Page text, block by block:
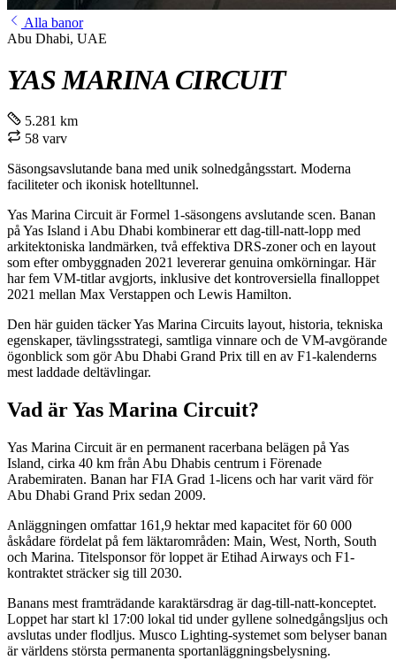
Alla banor
Abu Dhabi, UAE
YAS MARINA CIRCUIT
5.281 km
58 varv
Säsongsavslutande bana med unik solnedgångsstart. Moderna
faciliteter och ikonisk hotelltunnel.
Yas Marina Circuit är Formel 1-säsongens avslutande scen. Banan
på Yas Island i Abu Dhabi kombinerar ett dag-till-natt-lopp med
arkitektoniska landmärken, två effektiva DRS-zoner och en layout
som efter ombyggnaden 2021 levererar genuina omkörningar. Här
har fem VM-titlar avgjorts, inklusive det kontroversiella finalloppet
2021 mellan Max Verstappen och Lewis Hamilton.
Den här guiden täcker Yas Marina Circuits layout, historia, tekniska
egenskaper, tävlingsstrategi, samtliga vinnare och de VM-avgörande
ögonblick som gör Abu Dhabi Grand Prix till en av F1-kalenderns
mest laddade deltävlingar.
Vad är Yas Marina Circuit?
Yas Marina Circuit är en permanent racerbana belägen på Yas
Island, cirka 40 km från Abu Dhabis centrum i Förenade
Arabemiraten. Banan har FIA Grad 1-licens och har varit värd för
Abu Dhabi Grand Prix sedan 2009.
Anläggningen omfattar 161,9 hektar med kapacitet för 60 000
åskådare fördelat på fem läktarområden: Main, West, North, South
och Marina. Titelsponsor för loppet är Etihad Airways och F1-
kontraktet sträcker sig till 2030.
Banans mest framträdande karaktärsdrag är dag-till-natt-konceptet.
Loppet har start kl 17:00 lokal tid under gyllene solnedgångsljus och
avslutas under flodljus. Musco Lighting-systemet som belyser banan
är världens största permanenta sportanläggningsbelysning.